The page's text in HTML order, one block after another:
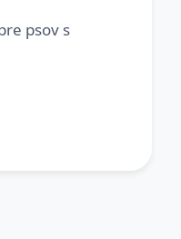
psov s